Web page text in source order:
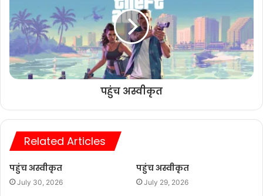
पहुंच अस्वीकृत
Related Articles
पहुंच अस्वीकृत
July 30, 2026
पहुंच अस्वीकृत
July 29, 2026